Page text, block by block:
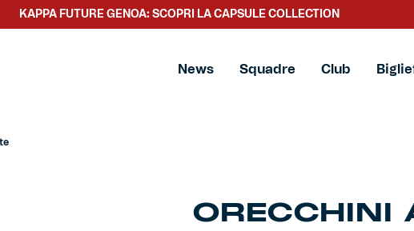
KAPPA FUTURE GENOA: SCOPRI LA CAPSULE COLLECTION
News Squadre Club
ORECCHINI